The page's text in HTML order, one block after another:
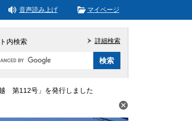
音声読み上げ マイページ
内検索 詳細検索
第112号」を発行しました